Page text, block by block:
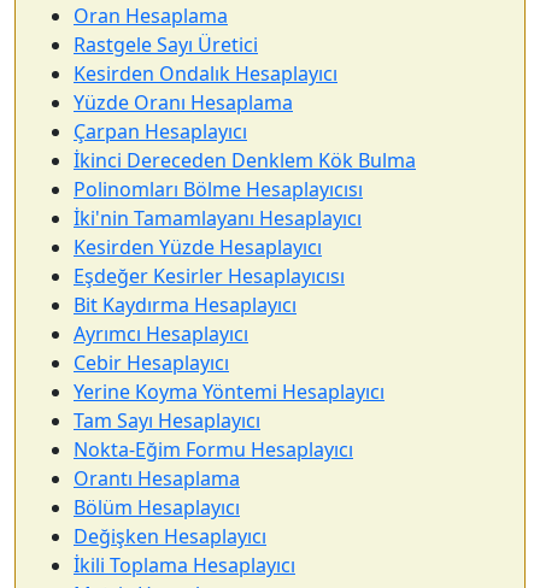
Oran Hesaplama
Rastgele Sayı Üretici
Kesirden Ondalık Hesaplayıcı
Yüzde Oranı Hesaplama
Çarpan Hesaplayıcı
İkinci Dereceden Denklem Kök Bulma
Polinomları Bölme Hesaplayıcısı
İki'nin Tamamlayanı Hesaplayıcı
Kesirden Yüzde Hesaplayıcı
Eşdeğer Kesirler Hesaplayıcısı
Bit Kaydırma Hesaplayıcı
Ayrımcı Hesaplayıcı
Cebir Hesaplayıcı
Yerine Koyma Yöntemi Hesaplayıcı
Tam Sayı Hesaplayıcı
Nokta-Eğim Formu Hesaplayıcı
Orantı Hesaplama
Bölüm Hesaplayıcı
Değişken Hesaplayıcı
İkili Toplama Hesaplayıcı